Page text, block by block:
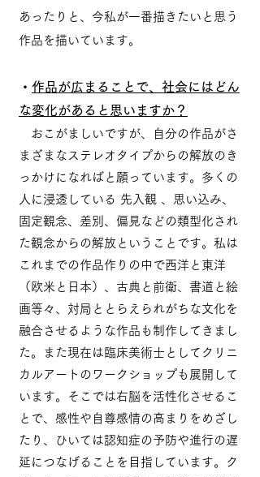
あったりと、今私が一番描きたいと思う
作品を描いています。
・ 作品が広まることで、社会にはどん
な変化があると思いますか？
おこがましいですが、自分の作品がさ
まざまなステレオタイプからの解放のき
っかけになればと願っています。多くの
人に浸透している 先入観 、思い込み、
固定観念、差別、偏見などの類型化され
た観念からの解放ということです。私は
これまでの作品作りの中で西洋と東洋
（欧米と日本）、古典と前衛、書道と絵
画等々、対局ととらえられがちな文化を
融合させるような作品も制作してきまし
た。また現在は臨床美術士としてクリニ
カルアートのワークショップも展開して
います。そこでは右脳を活性化させるこ
とで、感性や自尊感情の高まりをめざし
たり、ひいては認知症の予防や進行の遅
延につなげることを目指しています。ク